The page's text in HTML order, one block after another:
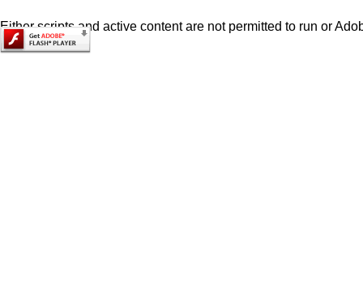
Either scripts and active content are not permitted to run or